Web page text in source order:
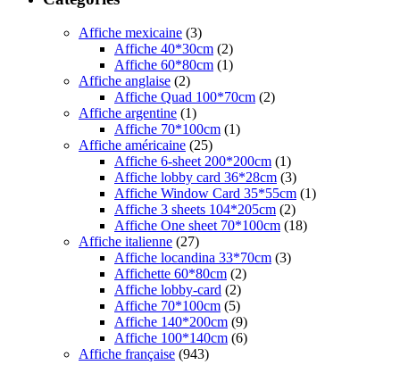
Affiche mexicaine (3)
Affiche 40*30cm (2)
Affiche 60*80cm (1)
Affiche anglaise (2)
Affiche Quad 100*70cm (2)
Affiche argentine (1)
Affiche 70*100cm (1)
Affiche américaine (25)
Affiche 6-sheet 200*200cm (1)
Affiche lobby card 36*28cm (3)
Affiche Window Card 35*55cm (1)
Affiche 3 sheets 104*205cm (2)
Affiche One sheet 70*100cm (18)
Affiche italienne (27)
Affiche locandina 33*70cm (3)
Affichette 60*80cm (2)
Affiche lobby-card (2)
Affiche 70*100cm (5)
Affiche 140*200cm (9)
Affiche 100*140cm (6)
Affiche française (943)